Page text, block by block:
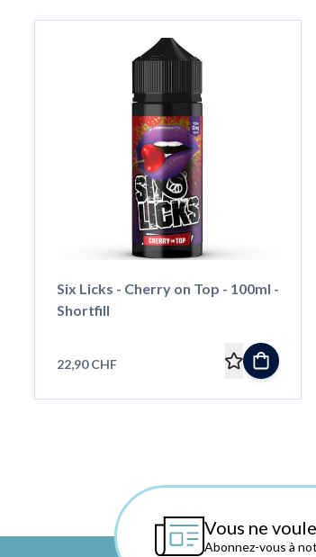
Six Licks - Cherry on Top - 100ml -
Shortfill
22,90 CHF
Vous ne
Abonnez-vous à